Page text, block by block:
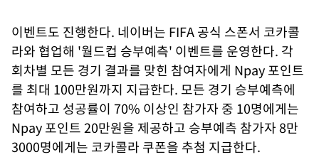
이벤트도 진행한다. 네이버는 FIFA 공식 스폰서 코카콜
라와 협업해 '월드컵 승부예측' 이벤트를 운영한다. 각
회차별 모든 경기 결과를 맞힌 참여자에게 Npay 포인트
를 최대 100만원까지 지급한다. 모든 경기 승부예측에
참여하고 성공률이 70% 이상인 참가자 중 10명에게는
Npay 포인트 20만원을 제공하고 승부예측 참가자 8만
3000명에게는 코카콜라 쿠폰을 추첨 지급한다.